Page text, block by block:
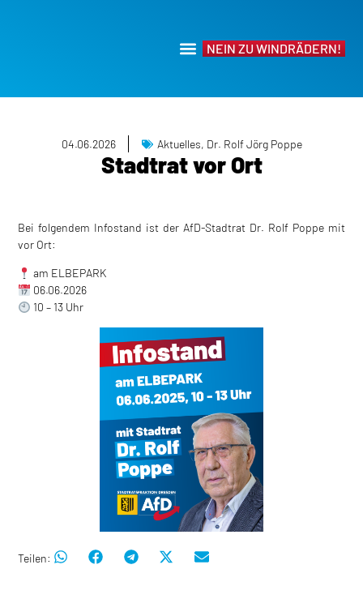
NEIN ZU WINDRÄDERN!
04.06.2026 Aktuelles, Dr. Rolf Jörg Poppe
Stadtrat vor Ort
Bei folgendem Infostand ist der AfD-Stadtrat Dr. Rolf Poppe mit
vor Ort:
am ELBEPARK
06.06.2026
10 – 13 Uhr
Teilen: